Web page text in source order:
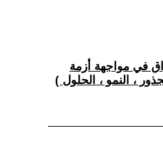
في مواجهة أزمة
، النمو ، الحلول )